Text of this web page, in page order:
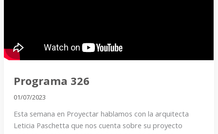
Programa 326
01/07/2023
Esta semana en Proyectar hablamos con la arquitecta
Leticia Paschetta que nos cuenta sobre su proyecto